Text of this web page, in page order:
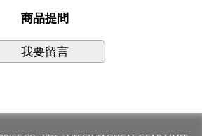
商品提問
我要留言